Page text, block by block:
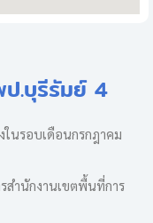
.บุรีรัมย์ 4
นรอบเดือนกรกฎาคม
สำนักงานเขตพื้นที่การ